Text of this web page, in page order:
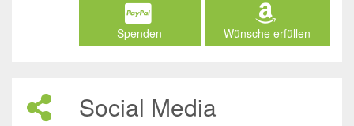
Spenden Wünsche erfüllen
Social Media